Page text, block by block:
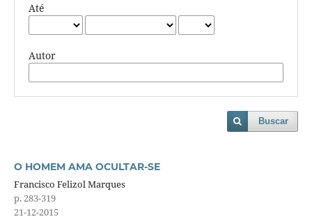
Até
Autor
Buscar
O HOMEM AMA OCULTAR-SE
Francisco Felizol Marques
p. 283-319
21-12-2015